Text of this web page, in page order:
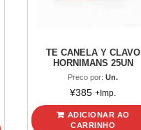
TE CANELA Y CLAVO
HORNIMANS 25UN
Preco por:Un.
¥385 +Imp.
ADICIONAR AO
CARRINHO